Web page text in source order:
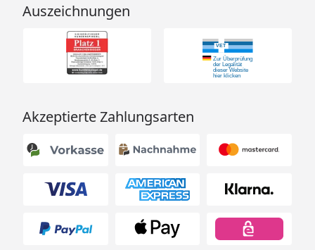
Auszeichnungen
Akzeptierte Zahlungsarten